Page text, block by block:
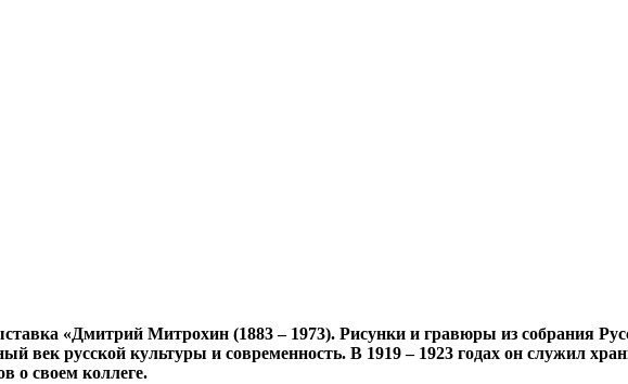
«Дмитрий Митрохин (1883 – 1973). Рисунки и гравюры из собрания
век русской культуры и современность. В 1919 – 1923 годах он служил
о своем коллеге.